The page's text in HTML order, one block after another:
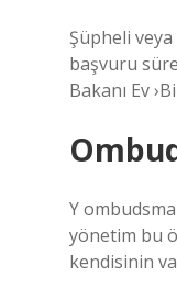
Şüpheli
başvuru
Bakanı Ev
Y
yönetim bu
kendisinin